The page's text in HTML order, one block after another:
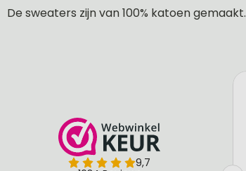
De sweaters zijn van 100% katoen gemaakt.